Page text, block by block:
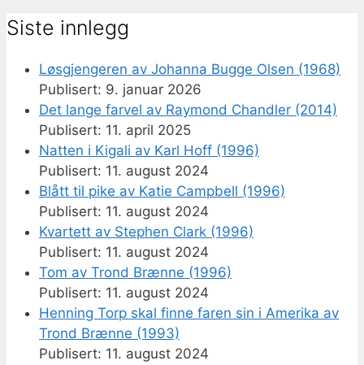
Siste innlegg
Løsgjengeren av Johanna Bugge Olsen (1968)
9. januar 2026
Det lange farvel av Raymond Chandler (2014)
11. april 2025
Natten i Kigali av Karl Hoff (1996)
11. august 2024
Blått til pike av Katie Campbell (1996)
11. august 2024
Kvartett av Stephen Clark (1996)
11. august 2024
Tom av Trond Brænne (1996)
11. august 2024
Henning Torp skal finne faren sin i Amerika av
Trond Brænne (1993)
11. august 2024